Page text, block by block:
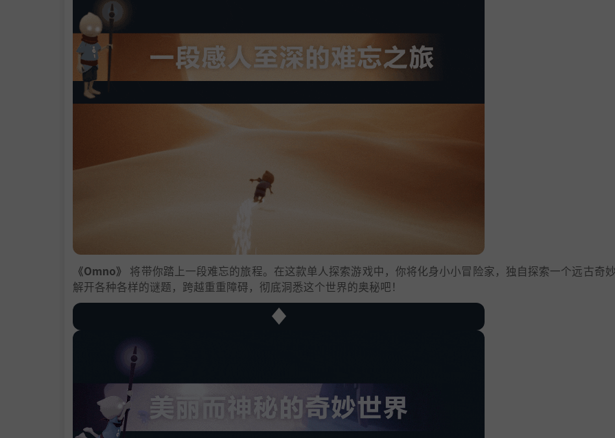
《Omno》
将带你踏上一段难忘的旅程。在这款单人探索游戏中，你将化身小小冒险家，独自探索一个远古奇
解开各种各样的谜题，跨越重重障碍，彻底洞悉这个世界的奥秘吧！